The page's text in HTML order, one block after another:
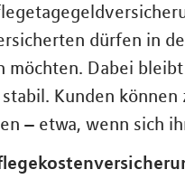
dürfen in
möchten. Dabei
stabil. Kunden
– etwa, wenn sich